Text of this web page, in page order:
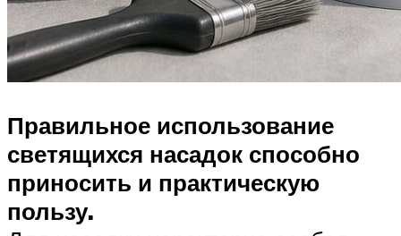
Правильное использование
светящихся насадок способно
приносить и практическую
пользу.